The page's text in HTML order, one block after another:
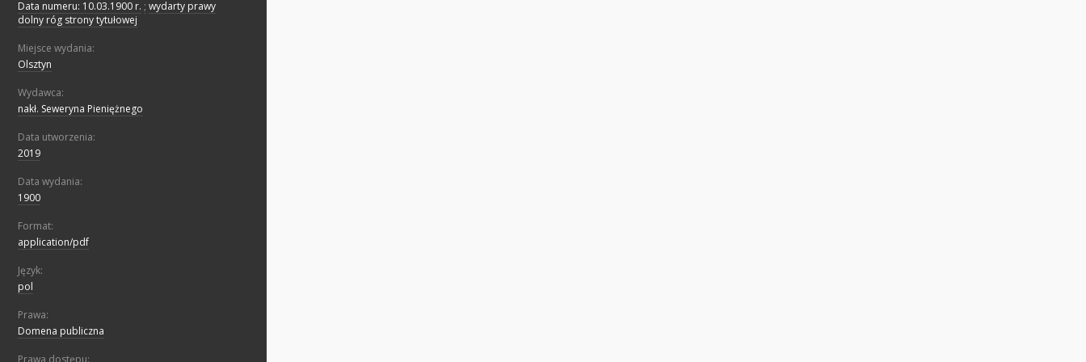
Data numeru: 10.03.1900 r. ; wydarty prawy
dolny róg strony tytułowej
Miejsce wydania:
Olsztyn
Wydawca:
nakł. Seweryna Pieniężnego
Data utworzenia:
2019
Data wydania:
1900
Format:
application/pdf
Język:
pol
Prawa:
Domena publiczna